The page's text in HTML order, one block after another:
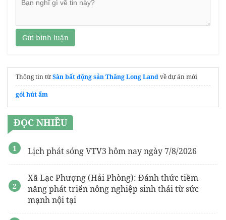
Gửi bình luận
Thông tin từSàn bất động sản Thăng Long Landvề dự án mới
gói hút ẩm
ĐỌC NHIỀU
Lịch phát sóng VTV3 hôm nay ngày 7/8/2026
Xã Lạc Phượng (Hải Phòng): Đánh thức tiềm
năng phát triển nông nghiệp sinh thái từ sức
mạnh nội tại